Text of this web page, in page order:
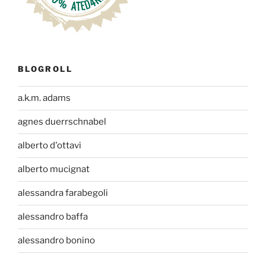
BLOGROLL
a.k.m. adams
agnes duerrschnabel
alberto d'ottavi
alberto mucignat
alessandra farabegoli
alessandro baffa
alessandro bonino